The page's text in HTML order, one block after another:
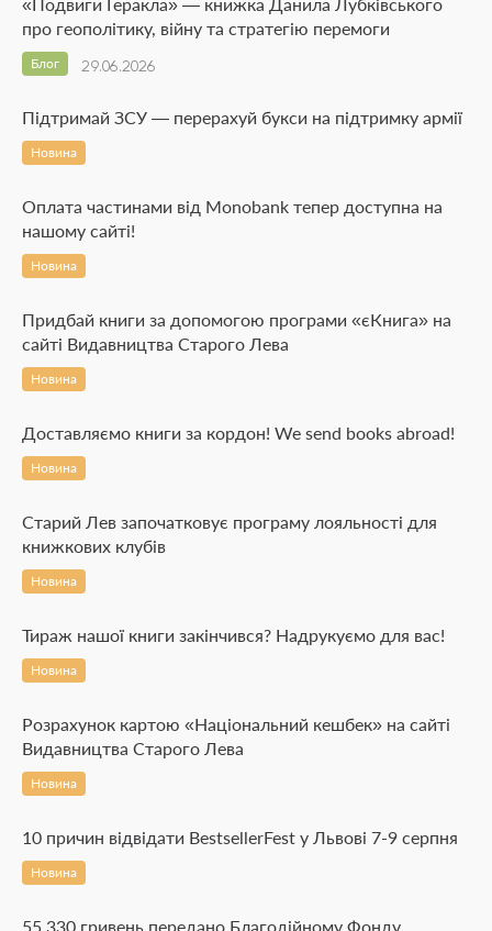
про геополітику, війну та стратегію перемоги
29.06.2026
Блог
Підтримай ЗСУ — перерахуй букси на підтримку армії
Новина
Оплата частинами від Monobank тепер доступна на
нашому сайті!
Новина
Придбай книги за допомогою програми «єКнига» на
сайті Видавництва Старого Лева
Новина
Доставляємо книги за кордон! We send books abroad!
Новина
Старий Лев започатковує програму лояльності для
книжкових клубів
Новина
Тираж нашої книги закінчився? Надрукуємо для вас!
Новина
Розрахунок картою «Національний кешбек» на сайті
Видавництва Старого Лева
Новина
10 причин відвідати BestsellerFest у Львові 7-9 серпня
Новина
55 330 гривень передано Благодійному Фонду